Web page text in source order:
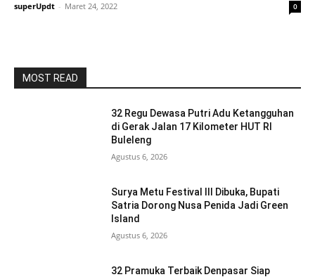
superUpdt - Maret 24, 2022 0
MOST READ
32 Regu Dewasa Putri Adu Ketangguhan
di Gerak Jalan 17 Kilometer HUT RI
Buleleng
Agustus 6, 2026
Surya Metu Festival III Dibuka, Bupati
Satria Dorong Nusa Penida Jadi Green
Island
Agustus 6, 2026
32 Pramuka Terbaik Denpasar Siap